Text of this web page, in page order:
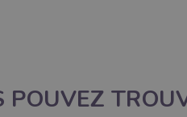
POUVEZ